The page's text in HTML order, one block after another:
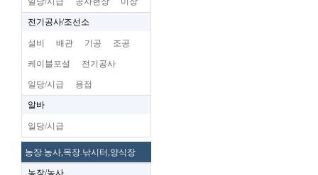
전기공사/조선소
설비 배관 기공 조공
케이블포설 전기공사
일당/시급 용접
알바
일당/시급
농장.농사,목장.낚시터,양식장
농장/농사